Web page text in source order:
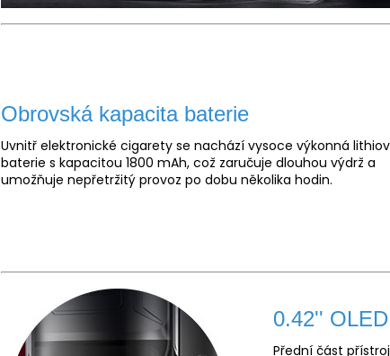
Obrovská kapacita baterie
Uvnitř elektronické cigarety se nachází vysoce výkonná
baterie s kapacitou 1800 mAh, což zaručuje dlouhou výdrž a
umožňuje nepřetržitý provoz po dobu několika hodin.
0.42''
Přední část